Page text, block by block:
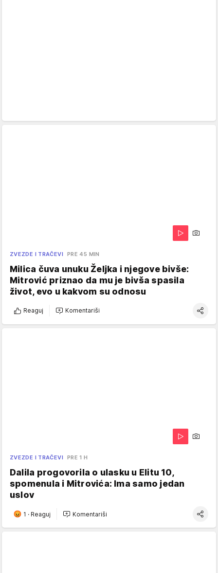
ZVEZDE I TRAČEVI PRE 45 MIN
Milica čuva unuku Željka i njegove bivše:
Mitrović priznao da mu je bivša spasila
život, evo u kakvom su odnosu
Reaguj Komentariši
ZVEZDE I TRAČEVI PRE 1 H
Dalila progovorila o ulasku u Elitu 10,
spomenula i Mitrovića: Ima samo jedan
uslov
1 · Reaguj Komentariši